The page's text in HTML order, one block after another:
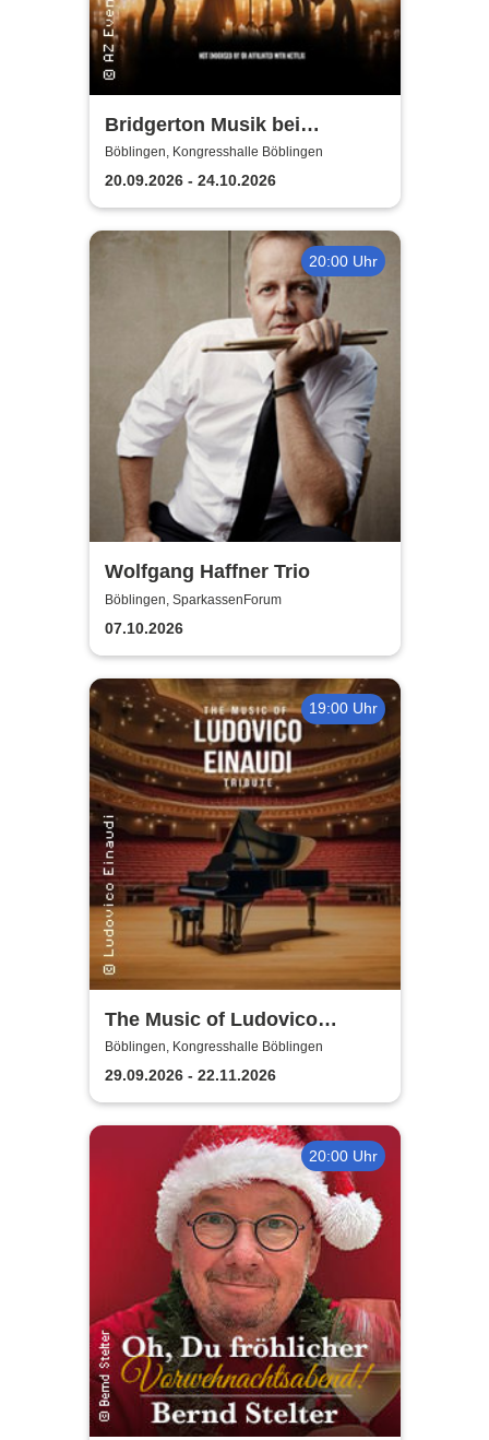
Bridgerton Musik bei
Kerzenschein
Böblingen, Kongresshalle Böblingen
20.09.2026 - 24.10.2026
20:00 Uhr
Wolfgang Haffner Trio
Böblingen, SparkassenForum
07.10.2026
19:00 Uhr
The Music of Ludovico
Einaudi: Tribute-
Klavierkonzert - Ludovico
Einaudi Tribute bei
Kerzenschein
Böblingen, Kongresshalle Böblingen
29.09.2026 - 22.11.2026
20:00 Uhr